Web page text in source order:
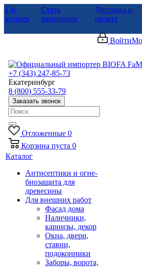
Где
купить
Стать
партнером
Доставка и
оплата
Войти
+7 (343) 247-85-73
Екатеринбург
8 (800) 555-33-79
Заказать звонок
Отложенные 0
Корзина пуста 0
Каталог
Антисептики и огне-
биозащита для
древесины
Для внешних работ
Фасад дома
Наличники,
карнизы, декор
Окна, двери,
ставни,
подоконники
Заборы, ворота,